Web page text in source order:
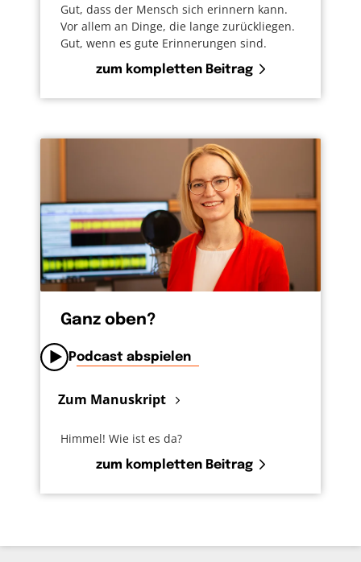
Gut, dass der Mensch sich erinnern kann.
Vor allem an Dinge, die lange zurückliegen.
Gut, wenn es gute Erinnerungen sind.
zum kompletten Beitrag
Ganz oben?
Podcast abspielen
Zum Manuskript
Himmel! Wie ist es da?
zum kompletten Beitrag